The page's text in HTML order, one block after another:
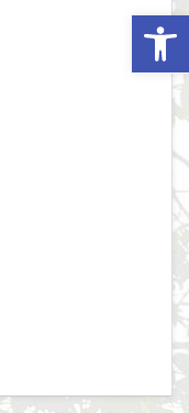
Werkzeugleiste öffnen